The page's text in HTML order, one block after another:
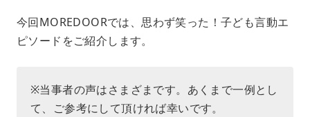
今回MOREDOORでは、思わず笑った！子ども言動エ
ピソードをご紹介します。
※当事者の声はさまざまです。あくまで一例とし
て、ご参考にして頂ければ幸いです。